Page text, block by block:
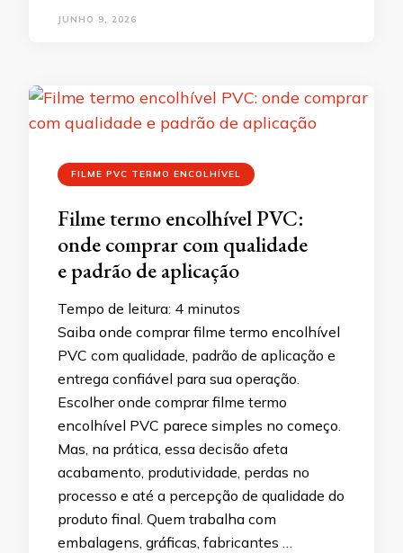
JUNHO 9, 2026
FILME PVC TERMO ENCOLHÍVEL
Filme termo encolhível PVC:
onde comprar com qualidade
e padrão de aplicação
Tempo de leitura: 4 minutos
Saiba onde comprar filme termo encolhível
PVC com qualidade, padrão de aplicação e
entrega confiável para sua operação.
Escolher onde comprar filme termo
encolhível PVC parece simples no começo.
Mas, na prática, essa decisão afeta
acabamento, produtividade, perdas no
processo e até a percepção de qualidade do
produto final. Quem trabalha com
embalagens, gráficas, fabricantes …